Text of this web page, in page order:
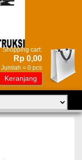
Shopping cart:
Rp 0,00
Jumlah = 0 pcs
Keranjang